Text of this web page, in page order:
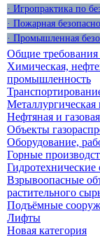
· Игропрактика по
· Пожарная
· Промышленная
Общие
Химическая,
промышленность
Нефтяная и
Объекты
Оборудование,
Горные
Взрывоопасные
растительного
Подъёмные
Лифты
Новая категория